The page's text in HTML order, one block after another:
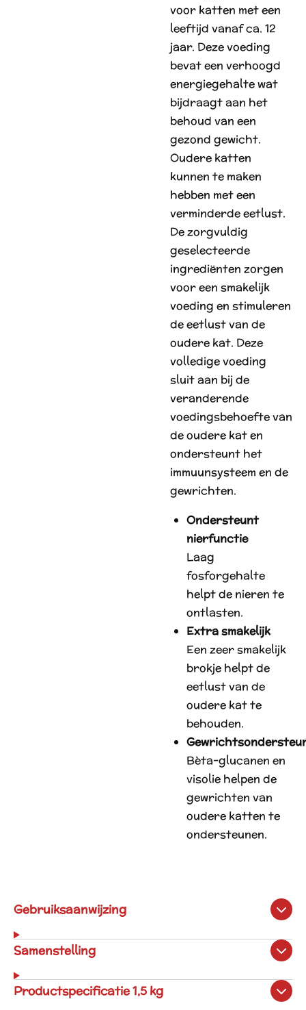
voor katten met een
leeftijd vanaf ca. 12
jaar. Deze voeding
bevat een verhoogd
energiegehalte wat
bijdraagt aan het
behoud van een
gezond gewicht.
Oudere katten
kunnen te maken
hebben met een
verminderde eetlust.
De zorgvuldig
geselecteerde
ingrediënten zorgen
voor een smakelijk
voeding en stimuleren
de eetlust van de
oudere kat. Deze
volledige voeding
sluit aan bij de
veranderende
voedingsbehoefte van
de oudere kat en
ondersteunt het
immuunsysteem en de
gewrichten.
Ondersteunt
nierfunctie
Laag
fosforgehalte
helpt de nieren te
ontlasten.
Extra smakelijk
Een zeer smakelijk
brokje helpt de
eetlust van de
oudere kat te
behouden.
Bèta-glucanen en
visolie helpen de
gewrichten van
oudere katten te
ondersteunen.
Gebruiksaanwijzing
Samenstelling
Productspecificatie 1,5 kg